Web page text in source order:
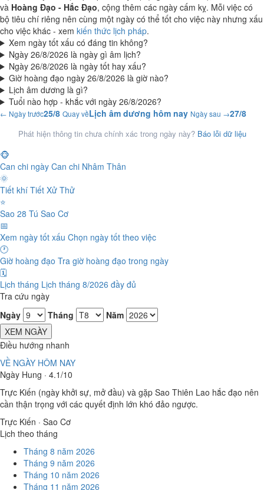
và Hoàng Đạo - Hắc Đạo, cộng thêm các ngày cấm kỵ. Mỗi việc có
bộ tiêu chí riêng nên cùng một ngày có thể tốt cho việc này nhưng xấu
cho việc khác - xem kiến thức lịch pháp.
Xem ngày tốt xấu có đáng tin không?
Ngày 26/8/2026 là ngày gì âm lịch?
Ngày 26/8/2026 là ngày tốt hay xấu?
Giờ hoàng đạo ngày 26/8/2026 là giờ nào?
Lịch âm dương là gì?
Tuổi nào hợp - khắc với ngày 26/8/2026?
← Ngày trước25/8 Quay vềLịch âm dương hôm nay Ngày sau →27/8
Phát hiện thông tin chưa chính xác trong ngày này? Báo lỗi dữ liệu
🐵
Can chi ngày Can chi Nhâm Thân
🌞
Tiết khí Tiết Xử Thử
⭐
Sao 28 Tú Sao Cơ
📅
Xem ngày tốt xấu Chọn ngày tốt theo việc
🕐
Giờ hoàng đạo Tra giờ hoàng đạo trong ngày
🗓️
Lịch tháng Lịch tháng 8/2026 đầy đủ
Tra cứu ngày
Ngày
Tháng
Năm
XEM NGÀY
Điều hướng nhanh
VỀ NGÀY HÔM NAY
Ngày Hung · 4.1/10
Trực Kiến (ngày khởi sự, mở đầu) và gặp Sao Thiên Lao hắc đạo nên
cần thận trọng với các quyết định lớn khó đảo ngược.
Trực Kiến · Sao Cơ
Lịch theo tháng
Tháng 8 năm 2026
Tháng 9 năm 2026
Tháng 10 năm 2026
Tháng 11 năm 2026